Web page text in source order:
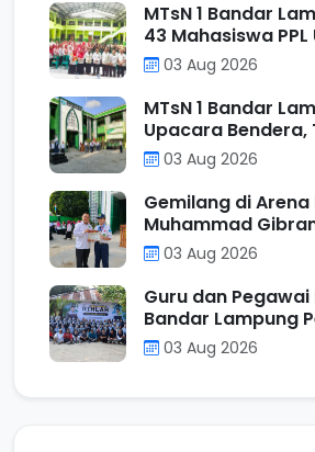
MTsN 1 Bandar
43 Mahasiswa PPL
Intan Lampung,
Mencetak Calon
Profesional
03 Aug 2026
MTsN 1 Bandar
Upacara Bendera,
Nilai Positif Melalui
Operasi
03 Aug 2026
Gemilang di
Muhammad
Gavoer
Murid Berprestasi
MTsN 1 Bandar
03 Aug 2026
Guru dan Pegawai
Bandar Lampung
Kebersamaan
Rihlah di Pantai
03 Aug 2026